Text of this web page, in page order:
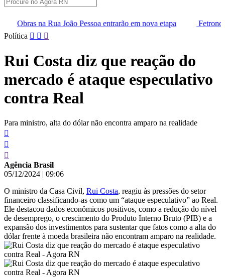
Pessoa entrarão em nova etapa
Fetronor leva agenda do
Pular
conteúdo
Política
Rui Costa diz que reação do
mercado é ataque especulativo
contra Real
Para ministro, alta do dólar não encontra amparo na realidade
Agência Brasil
05/12/2024 | 09:06
O ministro da Casa Civil, Rui Costa, reagiu às pressões do setor
financeiro classificando-as como um “ataque especulativo” ao Real.
Ele destacou dados econômicos positivos, como a redução do nível
de desemprego, o crescimento do Produto Interno Bruto (PIB) e a
expansão dos investimentos para sustentar que fatos como a alta do
dólar frente à moeda brasileira não encontram amparo na realidade.